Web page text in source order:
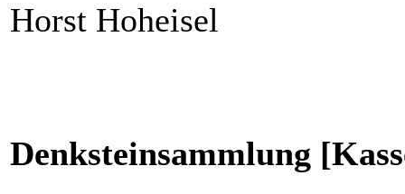
Horst Hoheisel
Denksteinsammlung